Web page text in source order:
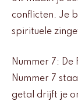
conflicten. Je
spirituele
Nummer 7: De
Nummer 7
getal drijft je